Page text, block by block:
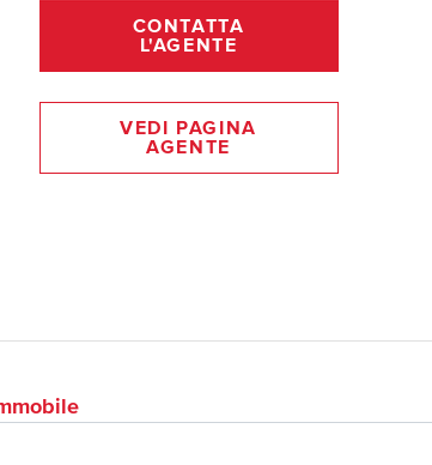
CONTATTA
L'AGENTE
VEDI PAGINA
AGENTE